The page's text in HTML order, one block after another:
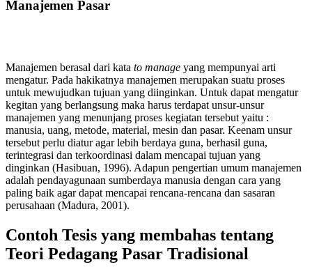
Manajemen Pasar
Manajemen berasal dari kata to manage yang mempunyai arti
mengatur. Pada hakikatnya manajemen merupakan suatu proses
untuk mewujudkan tujuan yang diinginkan. Untuk dapat mengatur
kegitan yang berlangsung maka harus terdapat unsur-unsur
manajemen yang menunjang proses kegiatan tersebut yaitu :
manusia, uang, metode, material, mesin dan pasar. Keenam unsur
tersebut perlu diatur agar lebih berdaya guna, berhasil guna,
terintegrasi dan terkoordinasi dalam mencapai tujuan yang
dinginkan (Hasibuan, 1996). Adapun pengertian umum manajemen
adalah pendayagunaan sumberdaya manusia dengan cara yang
paling baik agar dapat mencapai rencana-rencana dan sasaran
perusahaan (Madura, 2001).
Contoh Tesis yang membahas tentang
Teori Pedagang Pasar Tradisional